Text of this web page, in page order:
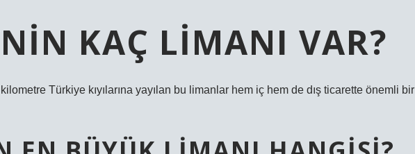
KAÇ LIMANI VAR?
Türkiye kıyılarına yayılan bu limanlar hem iç hem de dış ticarette önemli bir